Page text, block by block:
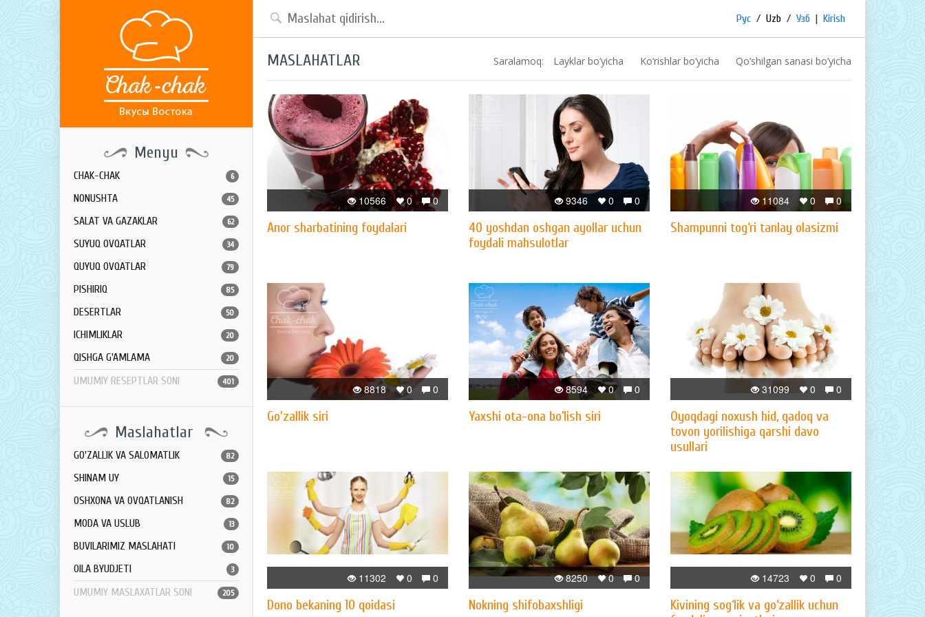
Menyu
CHAK-CHAK 6
NONUSHTA 45
SALAT VA GAZAKLAR 62
SUYUQ OVQATLAR 34
QUYUQ OVQATLAR 79
PISHIRIQ 85
DESERTLAR 50
ICHIMLIKLAR 20
QISHGA G'AMLAMA 20
UMUMIY RESEPTLAR SONI 401
Maslahatlar
GO'ZALLIK VA SALOMATLIK 82
SHINAM UY 15
OSHXONA VA OVQATLANISH 82
MODA VA USLUB 13
BUVILARIMIZ MASLAHATI 10
OILA BYUDJETI 3
UMUMIY MASLAXATLAR SONI 205
Рус / Uzb / Узб | Kirish
MASLAHATLAR Saralamoq: Layklar bo’yicha Ko‘rishlar bo‘yicha Qo’shilgan sanasi bo’yicha
0
0
10566
Anor sharbatining foydalari
0
0
9346
40 yoshdan oshgan ayollar uchun
foydali mahsulotlar
0
0
11084
Shampunni tog‘ri tanlay olasizmi
0
0
8818
Go'zallik siri
0
0
8594
Yaxshi ota-ona bo’lish siri
0
0
31099
Oyoqdagi noxush hid, qadoq va
tovon yorilishiga qarshi davo
usullari
0
0
11302
Dono bekaning 10 qoidasi
0
0
8250
Nokning shifobaxshligi
0
0
14723
Kivining sog‘lik va go‘zallik uchun